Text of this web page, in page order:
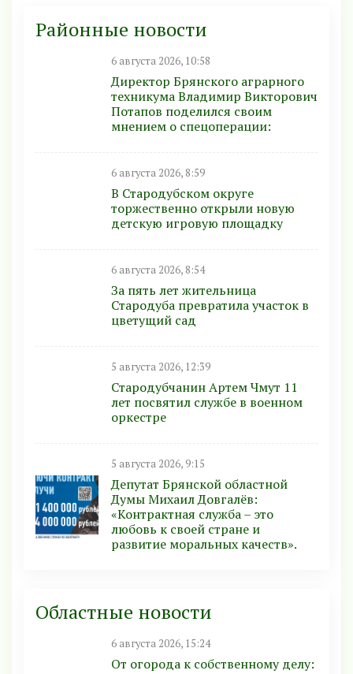
Районные новости
6 августа 2026, 10:58
Директор Брянского аграрного
техникума Владимир Викторович
Потапов поделился своим
мнением о спецоперации:
6 августа 2026, 8:59
В Стародубском округе
торжественно открыли новую
детскую игровую площадку
6 августа 2026, 8:54
За пять лет жительница
Стародуба превратила участок в
цветущий сад
5 августа 2026, 12:39
Стародубчанин Артем Чмут 11
лет посвятил службе в военном
оркестре
5 августа 2026, 9:15
Депутат Брянской областной
Думы Михаил Довгалёв:
«Контрактная служба – это
любовь к своей стране и
развитие моральных качеств».
Областные новости
6 августа 2026, 15:24
От огорода к собственному делу: